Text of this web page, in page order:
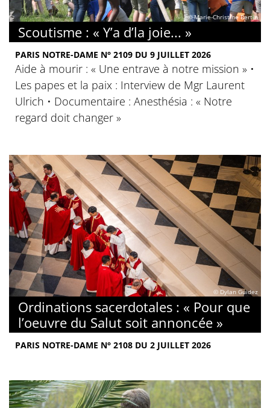
© Marie-Christine Bertin
Scoutisme : « Y’a d’la joie... »
PARIS NOTRE-DAME N° 2109 DU 9 JUILLET 2026
Aide à mourir : « Une entrave à notre mission » •
Les papes et la paix : Interview de Mgr Laurent
Ulrich • Documentaire : Anesthésia : « Notre
regard doit changer »
© Dylan Guidez
Ordinations sacerdotales : « Pour que
l’oeuvre du Salut soit annoncée »
PARIS NOTRE-DAME N° 2108 DU 2 JUILLET 2026